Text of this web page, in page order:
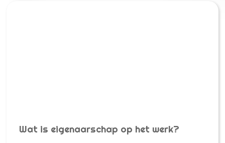
Wat is eigenaarschap op het werk?